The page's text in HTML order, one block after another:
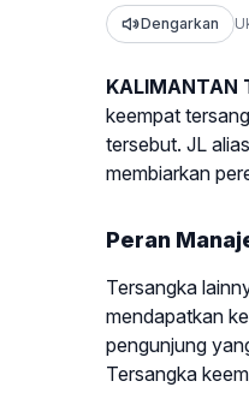
Dengarkan
KALIMANTAN
keempat
tersebut. JL
membiarkan
Peran
Tersangka
mendapatkan
pengunjung
Tersangka